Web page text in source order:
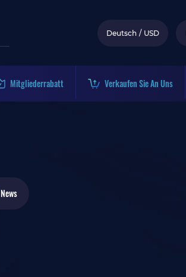
Deutsch / USD
Mitgliederrabatt Verkaufen Sie An Uns
News